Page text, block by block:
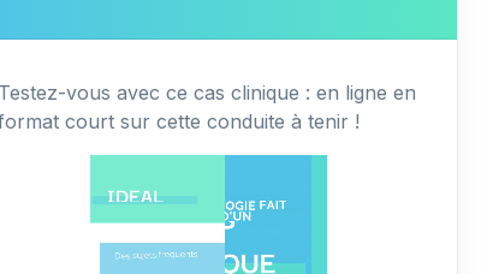
Testez-vous avec ce cas clinique : en ligne en
court sur cette conduite à tenir !